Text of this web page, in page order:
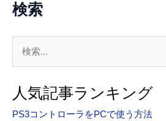
検索
象
:
人気記事ランキング
PS3コントローラをPCで使う方法